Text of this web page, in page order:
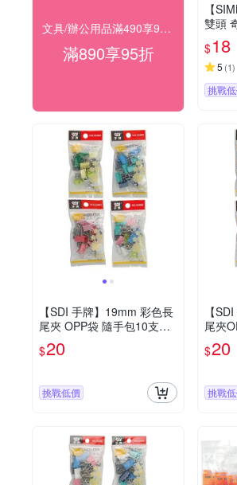
文具/辦公用品滿490享98折，滿890享95折
滿890享95折
【
雙頭
01
$18
5 (1)
挑戰
【SDI 手牌】19mm 彩色長
尾夾 OPP袋 隨手包10支入
顏色隨機 / 袋 0246D
$20
挑戰低價
【
尾夾
顏色
$20
挑戰